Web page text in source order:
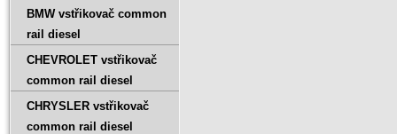
BMW vstřikovač common
rail diesel
CHEVROLET vstřikovač
common rail diesel
CHRYSLER vstřikovač
common rail diesel